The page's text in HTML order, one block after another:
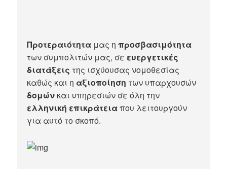
Προτεραιότητα μας ηπροσβασιμότητα
των συμπολιτών μας, σε ευεργετικές
διατάξεις της ισχύουσας νομοθεσίας
καθώς και η αξιοποίηση των υπαρχουσών
δομών και υπηρεσιών σε όλη την
ελληνική επικράτειαπου λειτουργούν
για αυτό το σκοπό.​